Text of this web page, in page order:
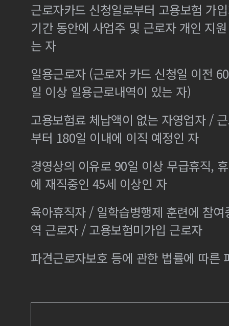
근로자카드 신청일로부터 고용보험 가
기간 동안에 사업주 및 근로자 개인 지
는 자
일용근로자 (근로자 카드 신청일 이전
일 이상 일용근로내역이 있는 자)
고용보험료 체납액이 없는 자영업자 /
부터 180일 이내에 이직 예정인 자
경영상의 이유로 90일 이상 무급휴직,
에 재직중인 45세 이상인 자
육아휴직자 / 일학습병행제 훈련에 참
역 근로자 / 고용보험미가입 근로자
파견근로자보호 등에 관한 법률에 따른